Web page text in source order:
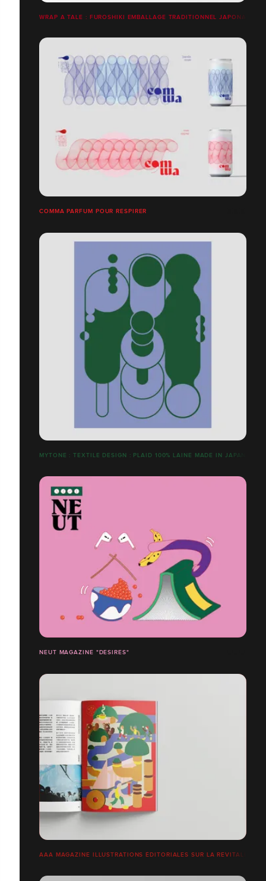
WRAP A TALE : FUROSHIKI EMBALLAGE TRADITIONNEL JAPONAIS
COMMA PARFUM POUR RESPIRER
MYTONE : TEXTILE DESIGN : PLAID 100% LAINE MADE IN JAPAN
NEUT MAGAZINE "DESIRES"
AAA MAGAZINE ILLUSTRATIONS ÉDITORIALES SUR LA